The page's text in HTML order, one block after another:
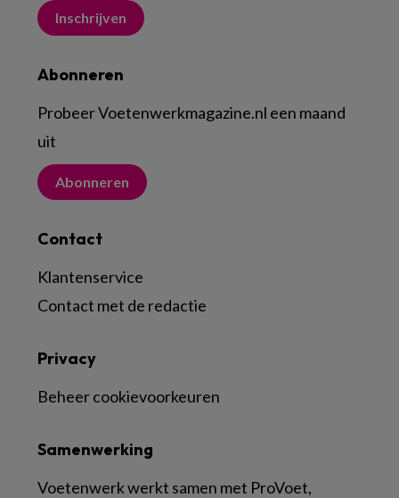
Inschrijven
Abonneren
Probeer Voetenwerkmagazine.nl een maand
uit
Abonneren
Contact
Klantenservice
Contact met de redactie
Samenwerking
Voetenwerk werkt samen met ProVoet,
Privacy
Beheer cookievoorkeuren